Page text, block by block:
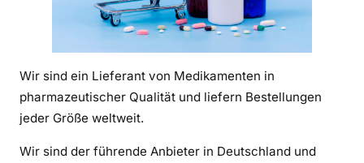
e
s
v
Z
Wir sind ein Lieferant von Medikamenten in
pharmazeutischer Qualität und liefern Bestellungen
jeder Größe weltweit.
Wir sind der führende Anbieter in Deutschland und